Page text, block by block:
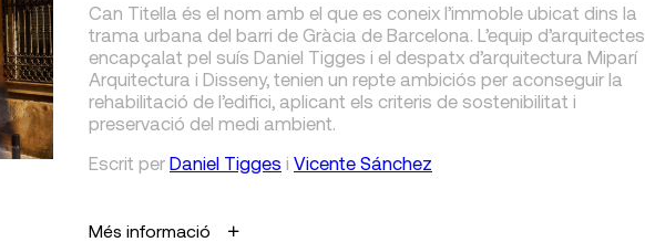
Can Titella és el nom amb el que es coneix l’immoble ubicat dins la
trama urbana del barri de Gràcia de Barcelona. L’equip d’arquitectes
encapçalat pel suís Daniel Tigges i el despatx d’arquitectura Miparí
Arquitectura i Disseny, tenien un repte ambiciós per aconseguir la
rehabilitació de l’edifici, aplicant els criteris de sostenibilitat i
preservació del medi ambient.
Escrit per Daniel Tigges i Vicente Sánchez
Més informació